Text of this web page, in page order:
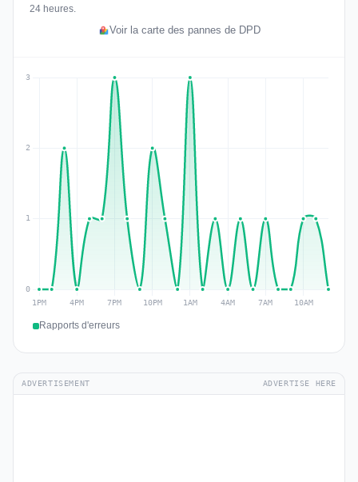
24 heures.
Voir la carte des pannes de DPD
Rapports d'erreurs
ADVERTISEMENT ADVERTISE HERE